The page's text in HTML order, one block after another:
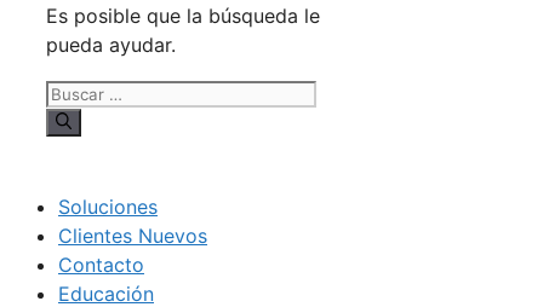
Es posible que la búsqueda le
pueda ayudar.
Buscar:
Soluciones
Clientes Nuevos
Contacto
Educación